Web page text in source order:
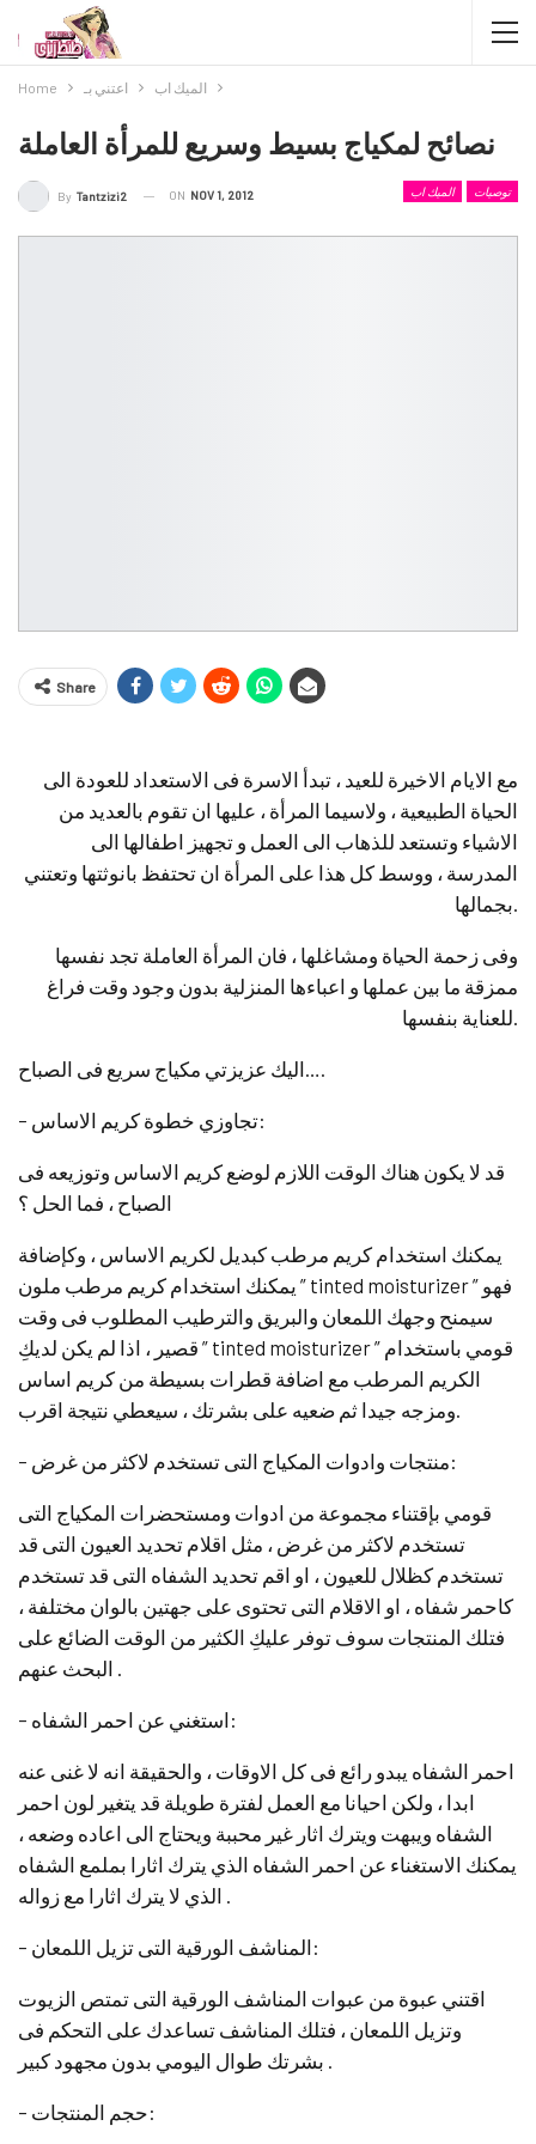
Home اعتني بـ الميك اب
نصائح لمكياج بسيط وسريع للمرأة العاملة
الميك اب توصيات By Tantzizi2 ON NOV 1, 2012
Share
مع الايام الاخيرة للعيد ، تبدأ الاسرة فى الاستعداد للعودة الى
الحياة الطبيعية ، ولاسيما المرأة ، عليها ان تقوم بالعديد من
الاشياء وتستعد للذهاب الى العمل و تجهيز اطفالها الى
المدرسة ، ووسط كل هذا على المرأة ان تحتفظ بانوثتها وتعتني
وفى زحمة الحياة ومشاغلها ، فان المرأة العاملة تجد نفسها
ممزقة ما بين عملها و اعباءها المنزلية بدون وجود وقت فراغ
– تجاوزي خطوة كريم الاساس:
قد لا يكون هناك الوقت اللازم لوضع كريم الاساس وتوزيعه فى
الصباح ، فما الحل ؟
يمكنك استخدام كريم مرطب كبديل لكريم الاساس ، وكإضافة
يمكنك استخدام كريم مرطب ملون ” tinted moisturizer ” فهو
سيمنح وجهك اللمعان والبريق والترطيب المطلوب فى وقت
قصير ، اذا لم يكن لديكِ ” tinted moisturizer ” قومي باستخدام
الكريم المرطب مع اضافة قطرات بسيطة من كريم اساس
– منتجات وادوات المكياج التى تستخدم لاكثر من غرض:
قومي بإقتناء مجموعة من ادوات ومستحضرات المكياج التى
تستخدم لاكثر من غرض ، مثل اقلام تحديد العيون التى قد
تستخدم كظلال للعيون ، او اقم تحديد الشفاه التى قد تستخدم
كاحمر شفاه ، او الاقلام التى تحتوى على جهتين بالوان مختلفة ،
فتلك المنتجات سوف توفر عليكِ الكثير من الوقت الضائع على
– استغني عن احمر الشفاه:
احمر الشفاه يبدو رائع فى كل الاوقات ، والحقيقة انه لا غنى عنه
ابدا ، ولكن احيانا مع العمل لفترة طويلة قد يتغير لون احمر
الشفاه ويبهت ويترك اثار غير محببة ويحتاج الى اعاده وضعه ،
يمكنك الاستغناء عن احمر الشفاه الذي يترك اثارا بملمع الشفاه
– المناشف الورقية التى تزيل اللمعان:
اقتني عبوة من عبوات المناشف الورقية التى تمتص الزيوت
وتزيل اللمعان ، فتلك المناشف تساعدك على التحكم فى
– حجم المنتجات: